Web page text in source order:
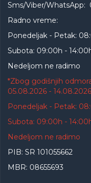
Sms/Viber/WhatsApp:
Radno vreme:
Ponedeljak - Petak:
Subota: 09:00h -
Nedeljom ne radimo
*Zbog godišnjih
05.08.2026 -
Ponedeljak - Petak:
Subota: 09:00h -
Nedeljom ne radimo
PIB: SR 101055662
MBR: 08655693